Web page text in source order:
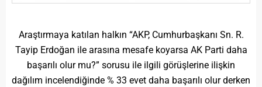
Araştırmaya katılan halkın “AKP, Cumhurbaşkanı Sn. R.
Tayip Erdoğan ile arasına mesafe koyarsa AK Parti daha
başarılı olur mu?” sorusu ile ilgili görüşlerine ilişkin
dağılım incelendiğinde % 33 evet daha başarılı olur derken